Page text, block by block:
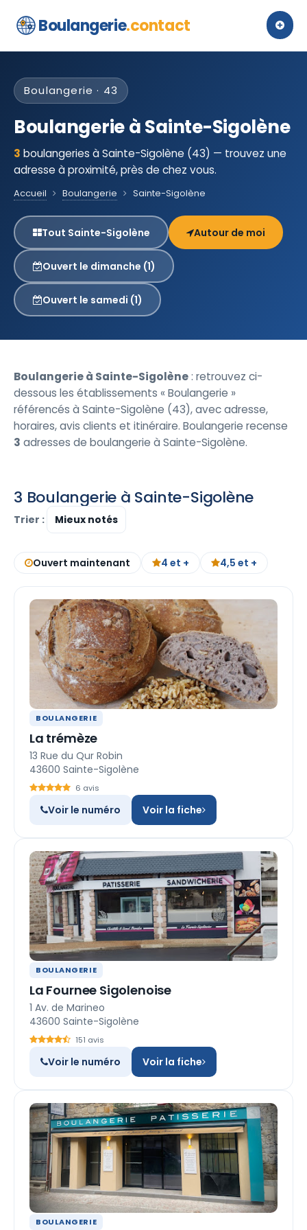
Boulangerie.contact
Boulangerie · 43
Boulangerie à Sainte-Sigolène
3 boulangeries à Sainte-Sigolène (43) — trouvez une
adresse à proximité, près de chez vous.
Accueil Boulangerie Sainte-Sigolène
Tout Sainte-Sigolène Autour de moi
Ouvert le dimanche (1)
Ouvert le samedi (1)
Boulangerie à Sainte-Sigolène: retrouvez ci-
dessous les établissements « Boulangerie »
référencés à Sainte-Sigolène (43), avec adresse,
horaires, avis clients et itinéraire. Boulangerie recense
3 adresses de boulangerie à Sainte-Sigolène.
3 Boulangerie à Sainte-Sigolène
Trier :
Ouvert maintenant 4 et + 4,5 et +
BOULANGERIE
La trémèze
13 Rue du Qur Robin
43600 Sainte-Sigolène
6 avis
Voir le numéro Voir la fiche
BOULANGERIE
La Fournee Sigolenoise
1 Av. de Marineo
43600 Sainte-Sigolène
151 avis
Voir le numéro Voir la fiche
BOULANGERIE